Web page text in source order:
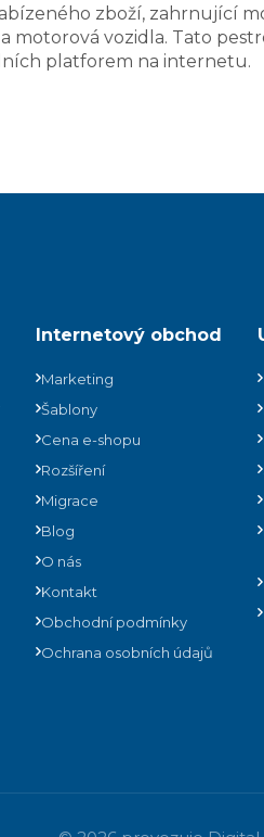
zboží, zahrnující
motorová vozidla. Tato
platforem na internetu.
Internetový obchod
Marketing
Šablony
Cena e-shopu
Rozšíření
Migrace
Blog
O nás
Kontakt
Obchodní podmínky
Ochrana osobních údajů